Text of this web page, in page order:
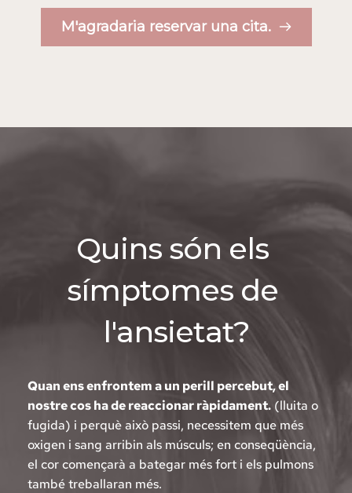
M'agradaria reservar una cita.
Quins són els
símptomes de
l'ansietat?
Quan ens enfrontem a un perill percebut, el
nostre cos ha de reaccionar ràpidament. (lluita o
fugida) i perquè això passi, necessitem que més
oxigen i sang arribin als músculs; en conseqüència,
el cor començarà a bategar més fort i els pulmons
també treballaran més.